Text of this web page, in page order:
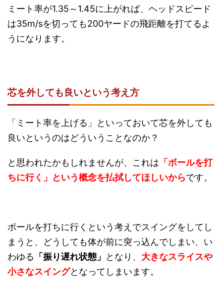
ミート率が1.35～1.45に上がれば、ヘッドスピード
は35m/sを切っても200ヤードの飛距離を打てるよ
うになります。
芯を外しても良いという考え方
「ミート率を上げる」といっておいて芯を外しても
良いというのはどういうことなのか？
と思われたかもしれませんが、これは 「ボールを打
ちに行く」という概念を払拭してほしいからです。
ボールを打ちに行くという考えでスイングをしてし
まうと、どうしても体が前に突っ込んでしまい、い
わゆる 「振り遅れ状態」 となり、 大きなスライスや
小さなスイングとなってしまいます。